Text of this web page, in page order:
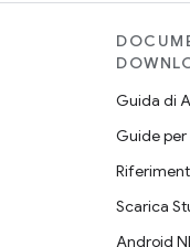
Guida di
Guide per
Scarica
Android